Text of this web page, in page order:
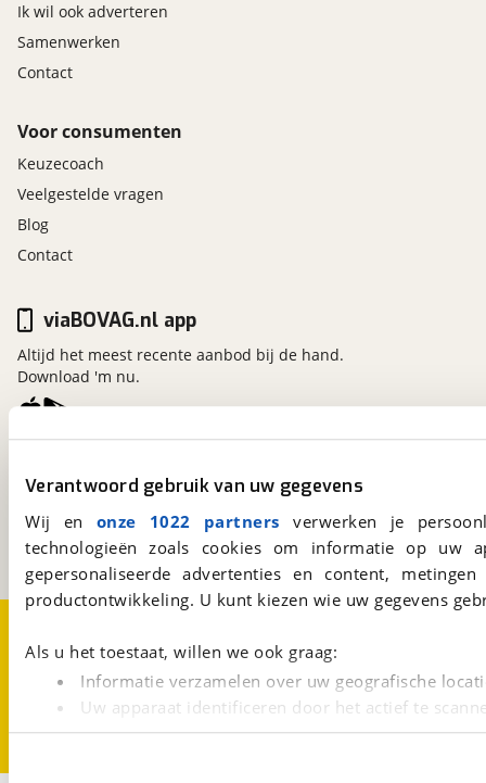
Verantwoord gebruik van uw gegevens
Wij en onze 1022 partners verwerken je
technologieën zoals cookies om informatie op
gepersonaliseerde advertenties en content,
productontwikkeling. U kunt kiezen wie uw gegevens
Als u het toestaat, willen we ook graag:
Informatie verzamelen over uw geografische
Uw apparaat identificeren door het actief te
Lees meer over hoe uw persoonlijke gegevens worden
Nieuwe accu
Inbegrepen
Meerprijs:
€ 0,-
Ik wil ook adverteren
Samenwerken
Contact
Voor consumenten
Keuzecoach
Veelgestelde vragen
Blog
Contact
Kosterijland15
Een initiatief van
BOVAG
viaBOVAG.nl app
Altijd het meest recente aanbod bij de hand.
Download 'm nu.
CookievoorkeurenVacatures